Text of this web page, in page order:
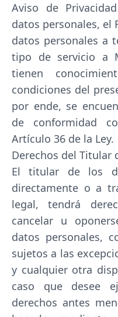
Aviso de
datos personales, el
datos personales a
tipo de servicio a
tienen
condiciones del
por ende, se
de conformidad
Artículo 36 de la Ley.
Derechos del Titular
El titular de los
directamente o a
legal, tendrá
cancelar u
datos personales,
sujetos a las
y cualquier otra
caso que desee
derechos antes